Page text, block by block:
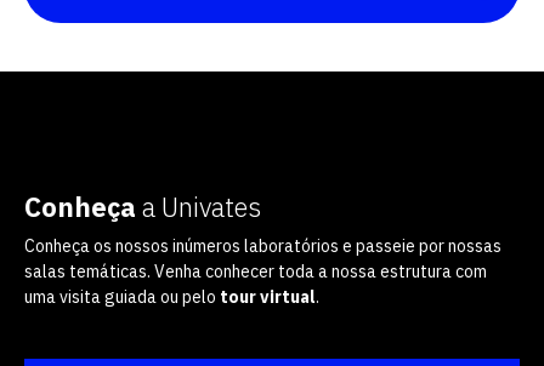
Conheça a Univates
Conheça os nossos inúmeros laboratórios e passeie por nossas
salas temáticas. Venha conhecer toda a nossa estrutura com
uma visita guiada ou pelo tour virtual.